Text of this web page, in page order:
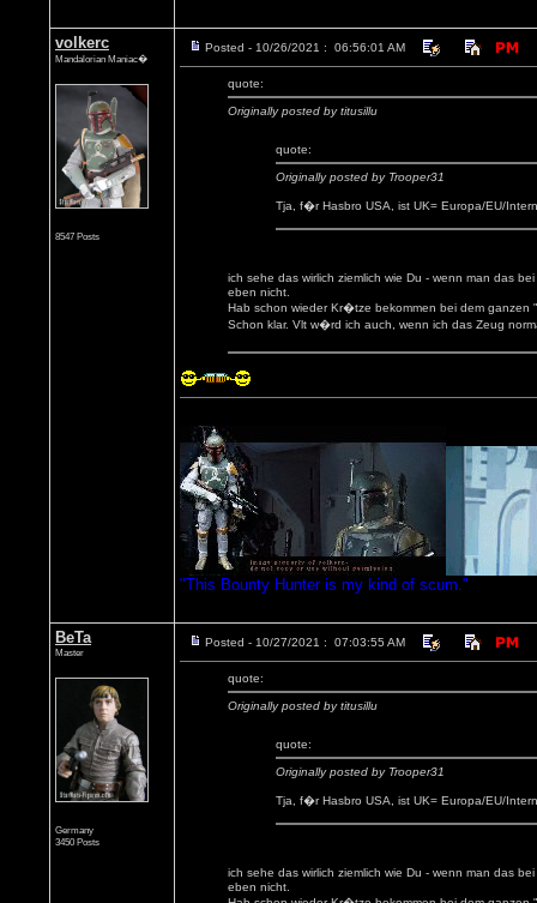
volkerc
Mandalorian Maniac�
8547 Posts
Posted - 10/26/2021 : 06:56:01 AM
quote:
Originally posted by titusillu
quote:
Originally posted by Trooper31
Tja, f�r Hasbro USA, ist UK= Europa/EU/
ich sehe das wirlich ziemlich wie Du - wenn man das
eben nicht.
Hab schon wieder Kr�tze bekommen bei dem ganzen
Schon klar. Vlt w�rd ich auch, wenn ich das Zeug
"This Bounty Hunter is my kind of scum."
BeTa
Master
Germany
3450 Posts
Posted - 10/27/2021 : 07:03:55 AM
quote:
Originally posted by titusillu
quote:
Originally posted by Trooper31
Tja, f�r Hasbro USA, ist UK= Europa/EU/
ich sehe das wirlich ziemlich wie Du - wenn man das
eben nicht.